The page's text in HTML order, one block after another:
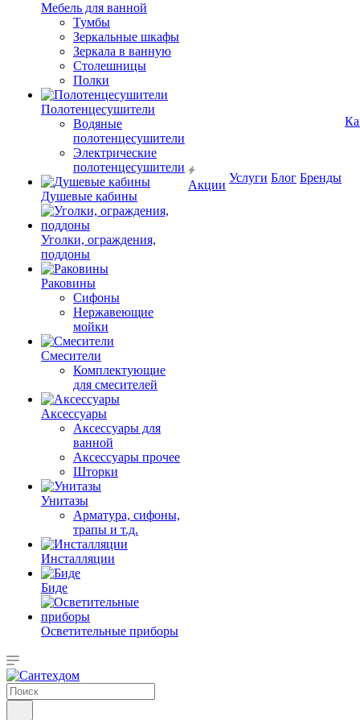
Мебель для ванной
Тумбы
Зеркальные шкафы
Зеркала в ванную
Столешницы
Полки
Полотенцесушители
Водяные
полотенцесушители
Электрические
полотенцесушители
Душевые кабины
Уголки, ограждения,
поддоны
Раковины
Сифоны
Нержавеющие
мойки
Смесители
Комплектующие
для смесителей
Аксессуары
Аксессуары для
ванной
Аксессуары прочее
Шторки
Унитазы
Арматура, сифоны,
трапы и т.д.
Инсталляции
Биде
Осветительные приборы
Акции
Услуги Блог Бренды